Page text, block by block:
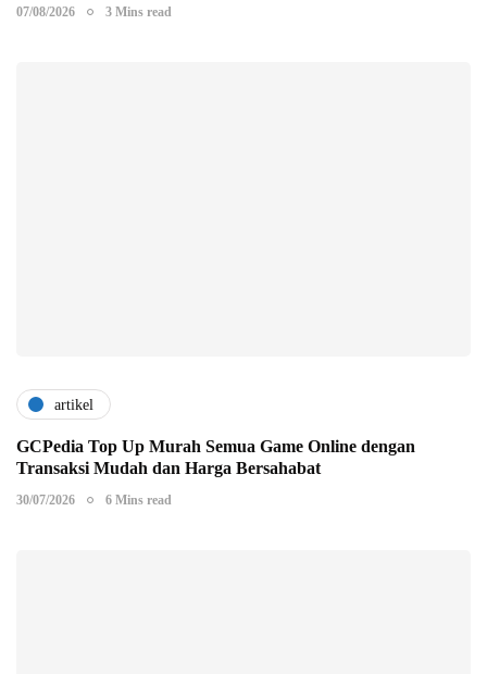
07/08/2026 3 Mins read
artikel
GCPedia Top Up Murah Semua Game Online dengan
Transaksi Mudah dan Harga Bersahabat
30/07/2026 6 Mins read